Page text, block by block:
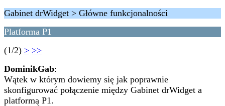
Gabinet drWidget > Główne funkcjonalności
Platforma P1
(1/2) > >>
DominikGab:
Wątek w którym dowiemy się jak poprawnie
skonfigurować połączenie między Gabinet drWidget a
platformą P1.